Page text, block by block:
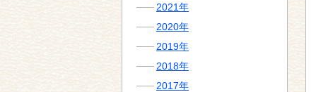
2021年
2020年
2019年
2018年
2017年